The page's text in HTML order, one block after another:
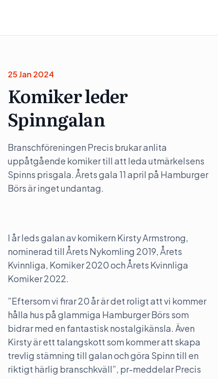
25 Jan 2024
Komiker leder
Spinngalan
Branschföreningen Precis brukar anlita
uppåtgående komiker till att leda utmärkelsens
Spinns prisgala. Årets gala 11 april på Hamburger
Börs är inget undantag.
I år leds galan av komikern Kirsty Armstrong,
nominerad till Årets Nykomling 2019, Årets
Kvinnliga, Komiker 2020 och Årets Kvinnliga
Komiker 2022.
”Eftersom vi firar 20 år är det roligt att vi kommer
hålla hus på glammiga Hamburger Börs som
bidrar med en fantastisk nostalgikänsla. Även
Kirsty är ett talangskott som kommer att skapa
trevlig stämning till galan och göra Spinn till en
riktigt härlig branschkväll”, pr-meddelar Precis